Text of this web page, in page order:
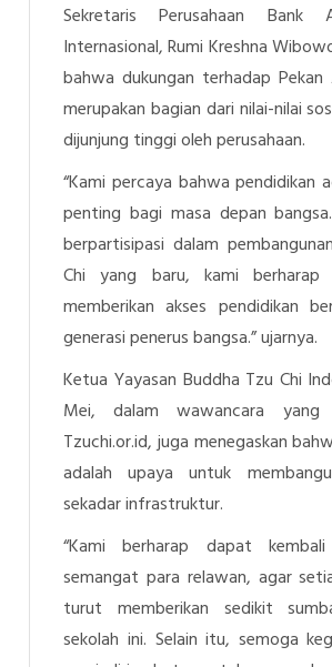
Sekretaris Perusahaan Bank
Internasional, Rumi Kreshna
bahwa dukungan terhadap Pekan
merupakan bagian dari nilai-nilai
dijunjung tinggi oleh perusahaan.
“Kami percaya bahwa pendidikan
penting bagi masa depan
berpartisipasi dalam
Chi yang baru, kami
memberikan akses pendidikan
generasi penerus bangsa.” ujarnya.
Ketua Yayasan Buddha Tzu Chi
Mei, dalam wawancara
Tzuchi.or.id, juga menegaskan
adalah upaya untuk
sekadar infrastruktur.
“Kami berharap dapat kembali
semangat para relawan, agar
turut memberikan sedikit
sekolah ini. Selain itu, semoga